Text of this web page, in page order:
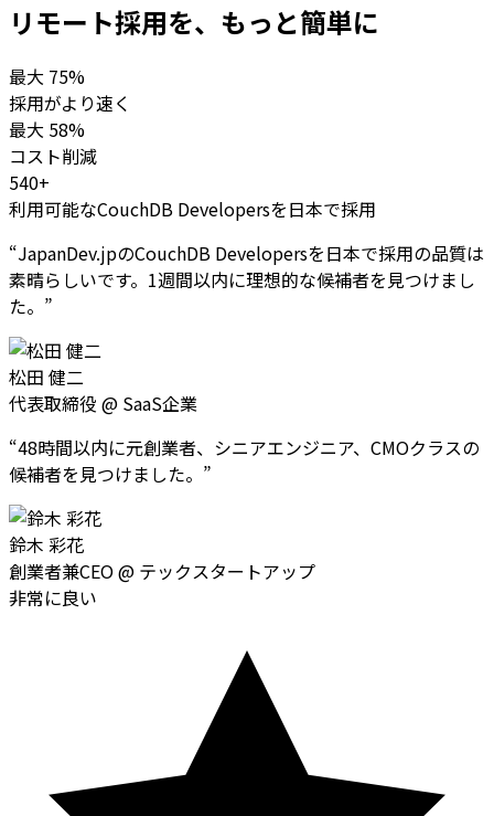
リモート採用を、もっと簡単に
最大 75%
採用がより速く
最大 58%
コスト削減
540+
利用可能なCouchDB Developersを日本で採用
“JapanDev.jpのCouchDB Developersを日本で採用の品質は
素晴らしいです。1週間以内に理想的な候補者を見つけまし
た。 ”
松田 健二
代表取締役 @ SaaS企業
“48時間以内に元創業者、シニアエンジニア、CMOクラスの
候補者を見つけました。 ”
鈴木 彩花
創業者兼CEO@ テックスタートアップ
非常に良い